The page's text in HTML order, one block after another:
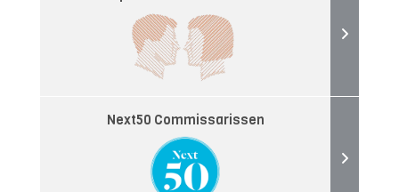
Next50 Commissarissen